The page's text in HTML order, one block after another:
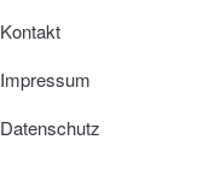
Kontakt
Impressum
Datenschutz